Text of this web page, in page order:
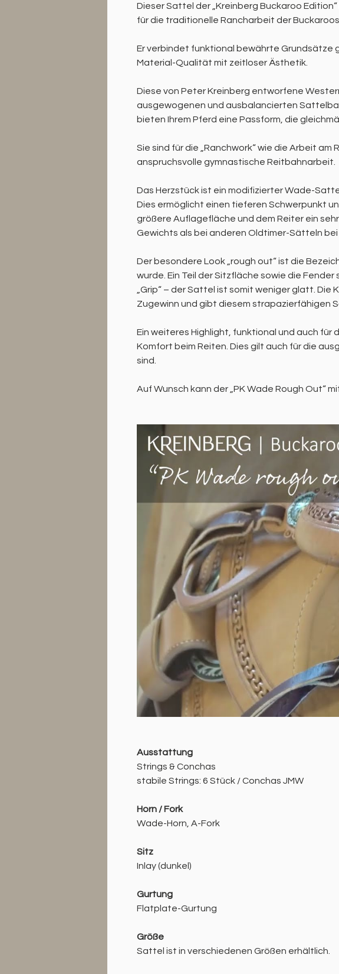
Dieser Sattel der „Kreinberg Buckaroo
für die traditionelle Rancharbeit der Buckaroos
Er verbindet funktional bewährte
Material-Qualität mit zeitloser Ästhetik.
Diese von Peter Kreinberg entworfene
ausgewogenen und ausbalancierten
bieten Ihrem Pferd eine Passform, die
Sie sind für die „Ranchwork“ wie die Arbeit
anspruchsvolle gymnastische Reitbahnarbeit.
Das Herzstück ist ein modifizierter Wade-
Dies ermöglicht einen tieferen Schwerpunkt
größere Auflagefläche und dem Reiter ein
Gewichts als bei anderen Oldtimer-Sätteln bei
Der besondere Look „rough out“ ist die
wurde. Ein Teil der Sitzfläche sowie die
„Grip“ – der Sattel ist somit weniger glatt.
Zugewinn und gibt diesem strapazierfähigen
Ein weiteres Highlight, funktional und auch für
Komfort beim Reiten. Dies gilt auch für die
sind.
Auf Wunsch kann der „PK Wade Rough Out“
Ausstattung
Strings & Conchas
stabile Strings: 6 Stück / Conchas JMW
Horn / Fork
Wade-Horn, A-Fork
Sitz
Inlay (dunkel)
Gurtung
Flatplate-Gurtung
Größe
Sattel ist in verschiedenen Größen erhältlich.